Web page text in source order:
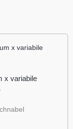
x variabile